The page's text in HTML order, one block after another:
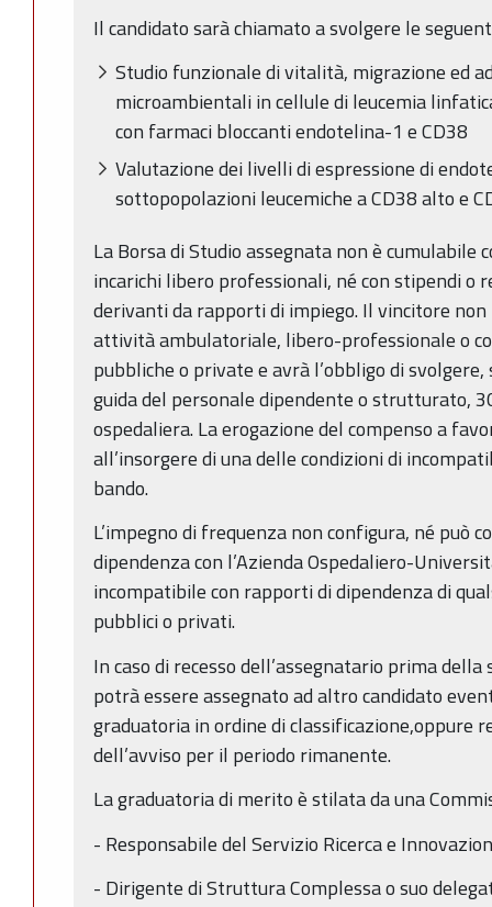
Il candidato sarà chiamato a svolgere le
Studio funzionale di vitalità, migrazione ed
microambientali in cellule di leucemia
con farmaci bloccanti endotelina-1 e CD38
Valutazione dei livelli di espressione di
sottopopolazioni leucemiche a CD38 alto e
La Borsa di Studio assegnata non è cumulabile
incarichi libero professionali, né con stipendi o
derivanti da rapporti di impiego. Il vincitore
attività ambulatoriale, libero-professionale o
pubbliche o private e avrà l’obbligo di
guida del personale dipendente o strutturato,
ospedaliera. La erogazione del compenso a
all’insorgere di una delle condizioni di
bando.
L’impegno di frequenza non configura, né può
dipendenza con l’Azienda Ospedaliero-
incompatibile con rapporti di dipendenza di
pubblici o privati.
In caso di recesso dell’assegnatario prima
potrà essere assegnato ad altro candidato
graduatoria in ordine di classificazione,oppure
dell’avviso per il periodo rimanente.
La graduatoria di merito è stilata da una
- Responsabile del Servizio Ricerca e
- Dirigente di Struttura Complessa o suo